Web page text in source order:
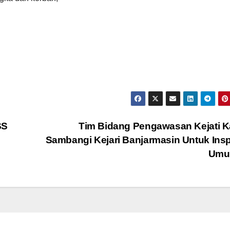
Tim Bidang Pengawasan Kejati
Sambangi Kejari Banjarmasin Untuk